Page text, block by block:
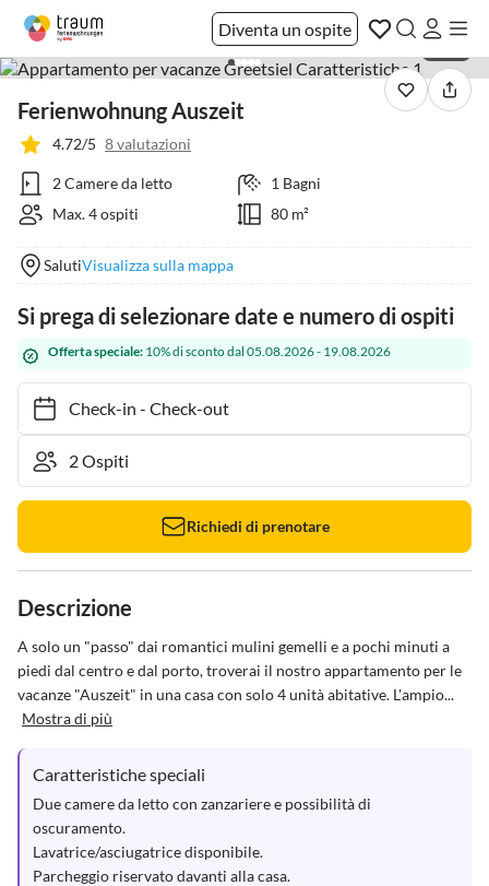
Diventa un ospite
Ferienwohnung Auszeit
4.72/5 8 valutazioni
2 Camere da letto
1 Bagni
Max. 4 ospiti
80 m²
SalutiVisualizza sulla mappa
Si prega di selezionare date e numero di ospiti
Offerta speciale: 10% di sconto dal 05.08.2026 - 19.08.2026
Check-in- Check-out
Richiedi di prenotare
Descrizione
A solo un "passo" dai romantici mulini gemelli e a pochi minuti a
piedi dal centro e dal porto, troverai il nostro appartamento per le
vacanze "Auszeit" in una casa con solo 4 unità abitative. L'ampio...
Mostra di più
Caratteristiche speciali
Due camere da letto con zanzariere e possibilità di
oscuramento.
Lavatrice/asciugatrice disponibile.
Parcheggio riservato davanti alla casa.